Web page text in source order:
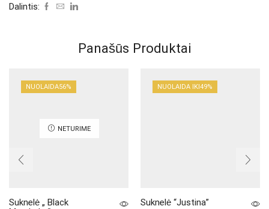
Dalintis:
Panašūs Produktai
NUOLAIDA56%
NETURIME
Suknelė „ Black
NUOLAIDA IKI49%
Suknelė “Justina”